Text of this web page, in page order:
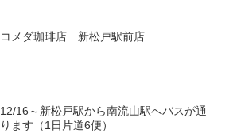
コメダ珈琲店 新松戸駅前店
12/16～新松戸駅から南流山駅へバスが通
ります（1日片道6便）